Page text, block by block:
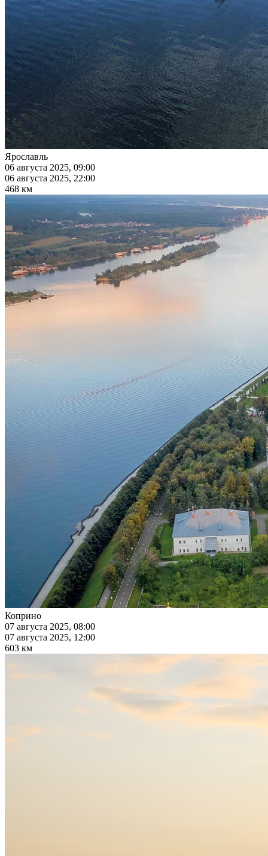
Ярославль
06 августа 2025, 09:00
06 августа 2025, 22:00
468 км
Коприно
07 августа 2025, 08:00
07 августа 2025, 12:00
603 км